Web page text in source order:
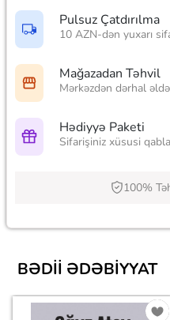
Pulsuz Çatdırılma
10 AZN-dən yuxarı
Mağazadan Təhvil
Mərkəzdən dərhal
Hədiyyə Paketi
Sifarişiniz xüsusi
100%
BƏDII ƏDƏBIYYAT